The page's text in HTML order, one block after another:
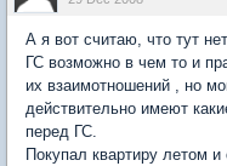
А я вот считаю, что тут
ГС возможно в чем то и
их взаимотношений , но
действительно имеют
перед ГС.
Покупал квартиру летом